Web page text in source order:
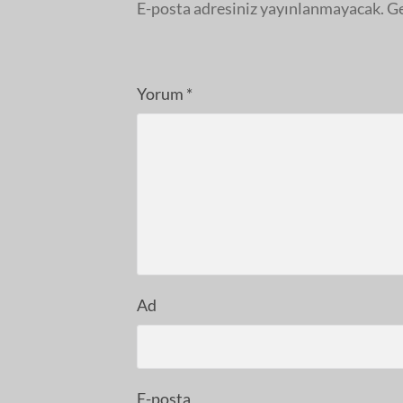
E-posta adresiniz yayınlanmayacak.
Yorum *
Ad
E-posta